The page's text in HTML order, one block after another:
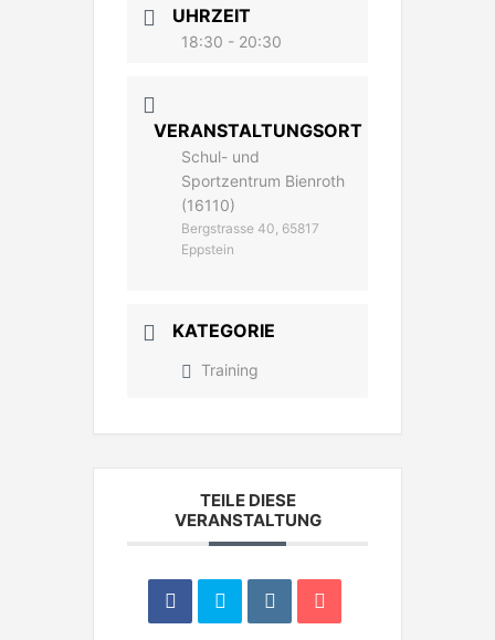
UHRZEIT
18:30 - 20:30
VERANSTALTUNGSORT
Schul- und
Sportzentrum Bienroth
(16110)
Bergstrasse 40, 65817
Eppstein
KATEGORIE
Training
TEILE DIESE
VERANSTALTUNG